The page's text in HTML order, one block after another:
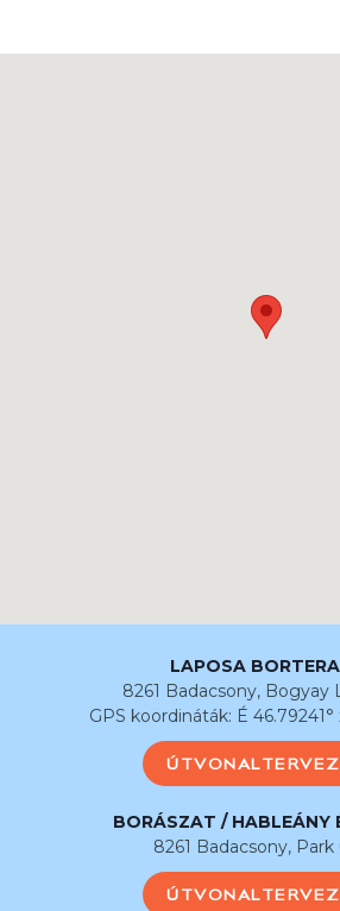
LAPOSA
8261 Badacsony, Bogyay
GPS koordináták: É 46.79241°
BORÁSZAT / HABLEÁNY
8261 Badacsony, Park